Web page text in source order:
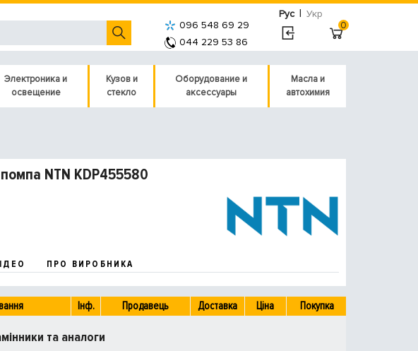
Рус | Укр
096 548 69 29
044 229 53 86
0
Электроника и
освещение
Кузов и
стекло
Оборудование и
аксессуары
Масла и
автохимия
NTN KDP455580
ПРО ВИРОБНИКА
Інф. Продавець Доставка Ціна Покупка
та аналоги